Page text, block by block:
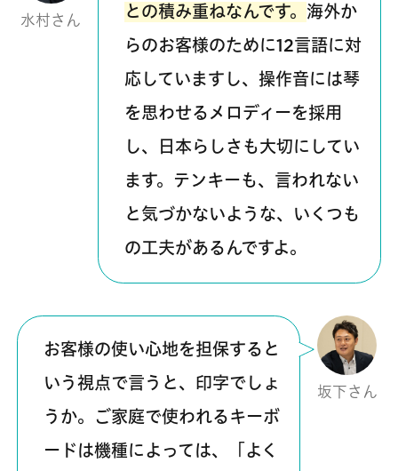
水村さん
との積み重ねなんです。 海外か
らのお客様のために12言語に対
応していますし、操作音には琴
を思わせるメロディーを採用
し、日本らしさも大切にしてい
ます。テンキーも、言われない
と気づかないような、いくつも
の工夫があるんですよ。
坂下さん
お客様の使い心地を担保すると
いう視点で言うと、印字でしょ
うか。ご家庭で使われるキーボ
ードは機種によっては、「よく